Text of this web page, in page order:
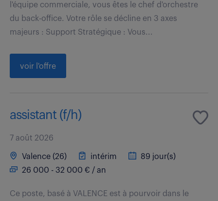
l'équipe commerciale, vous êtes le chef d'orchestre
du back-office. Votre rôle se décline en 3 axes
majeurs : Support Stratégique : Vous...
voir l'offre
assistant (f/h)
7 août 2026
Valence (26) intérim
89 jour(s)
26 000 - 32 000 € / an
Ce poste, basé à VALENCE est à pourvoir dans le